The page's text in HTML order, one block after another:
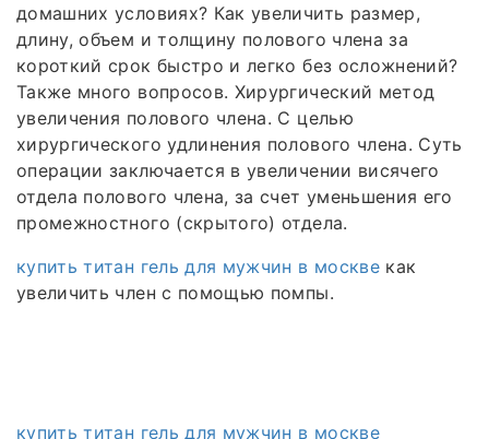
домашних условиях? Как увеличить размер,
длину, объем и толщину полового члена за
короткий срок быстро и легко без осложнений?
Также много вопросов. Хирургический метод
увеличения полового члена. С целью
хирургического удлинения полового члена. Суть
операции заключается в увеличении висячего
отдела полового члена, за счет уменьшения его
промежностного (скрытого) отдела.
купить титан гель для мужчин в москвекак
увеличить член с помощью помпы.
купить титан гель для мужчин в москве